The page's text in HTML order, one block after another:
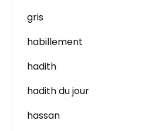
gris
habillement
hadith
hadith du jour
hassan